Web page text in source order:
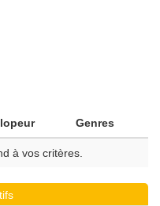
Genres
à vos critères.